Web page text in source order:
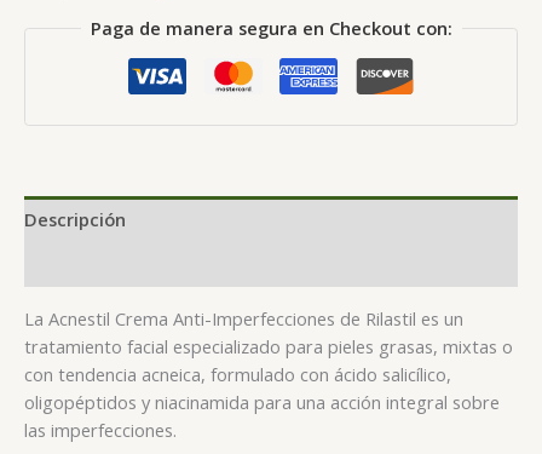
Paga de manera segura en Checkout con:
Descripción
La Acnestil Crema Anti-Imperfecciones de Rilastil es un
tratamiento facial especializado para pieles grasas, mixtas o
con tendencia acneica, formulado con ácido salicílico,
oligopéptidos y niacinamida para una acción integral sobre
las imperfecciones.